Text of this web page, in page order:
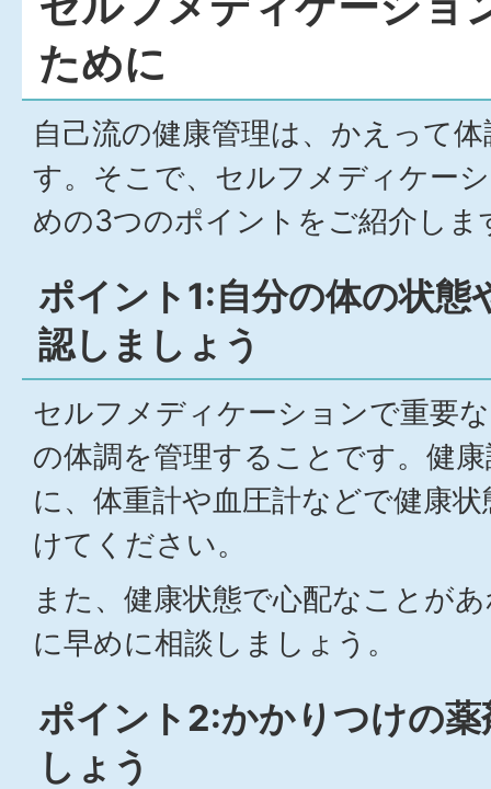
ために
自己流の健康管理は、かえって
す。そこで、セルフメディケー
めの3つのポイントをご紹介しま
ポイント1:自分の体の状態
認しましょう
セルフメディケーションで重要
の体調を管理することです。健
に、体重計や血圧計などで健康
けてください。
また、健康状態で心配なことが
に早めに相談しましょう。
ポイント2:かかりつけの
しょう